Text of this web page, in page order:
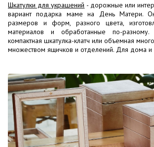
Шкатулки для украшений - дорожные или
вариант подарка маме на День Матери.
размеров и форм, разного цвета,
материалов и обработанные по-
компактная шкатулка-клатч или объемная
множеством ящичков и отделений. Для дома и